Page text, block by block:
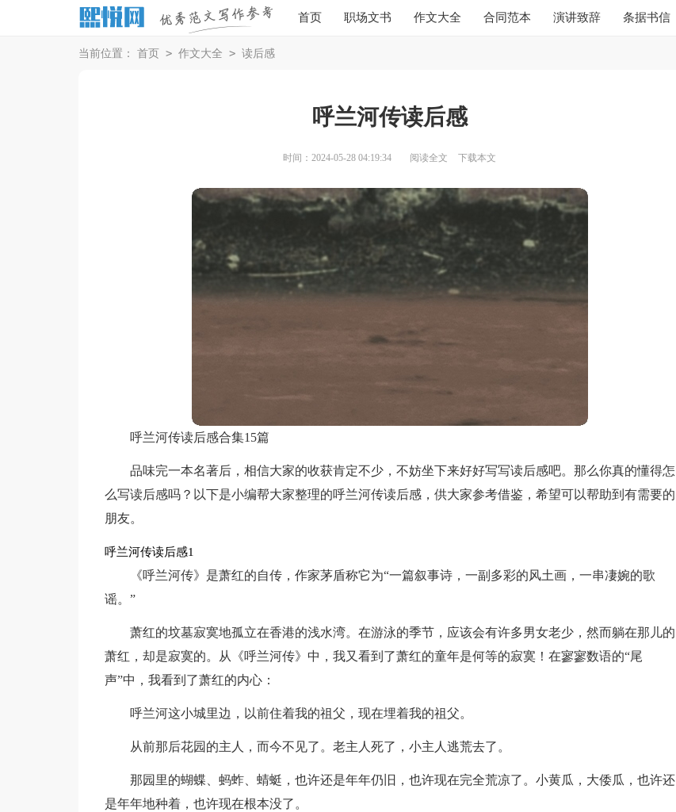
首页 职场文书 作文大全 合同范本 演讲致辞 条据书信
当前位置： 首页 > 作文大全 > 读后感
呼兰河传读后感
时间：2024-05-28 04:19:34 阅读全文 下载本文
呼兰河传读后感合集15篇
品味完一本名著后，相信大家的收获肯定不少，不妨坐下来好好写写读后感吧。那么你真的懂得怎
么写读后感吗？以下是小编帮大家整理的呼兰河传读后感，供大家参考借鉴，希望可以帮助到有需要的
朋友。
呼兰河传读后感1
《呼兰河传》是萧红的自传，作家茅盾称它为“一篇叙事诗，一副多彩的风土画，一串凄婉的歌
谣。”
萧红的坟墓寂寞地孤立在香港的浅水湾。在游泳的季节，应该会有许多男女老少，然而躺在那儿的
萧红，却是寂寞的。从《呼兰河传》中，我又看到了萧红的童年是何等的寂寞！在寥寥数语的“尾
声”中，我看到了萧红的内心：
呼兰河这小城里边，以前住着我的祖父，现在埋着我的祖父。
从前那后花园的主人，而今不见了。老主人死了，小主人逃荒去了。
那园里的蝴蝶、蚂蚱、蜻蜓，也许还是年年仍旧，也许现在完全荒凉了。小黄瓜，大倭瓜，也许还
是年年地种着，也许现在根本没了。